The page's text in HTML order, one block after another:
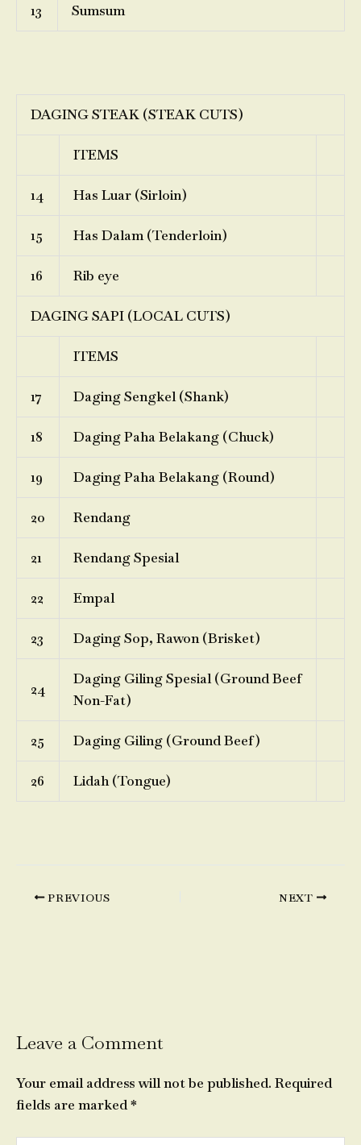
13 Sumsum
DAGING STEAK (STEAK CUTS)
ITEMS
14 Has Luar (Sirloin)
15 Has Dalam (Tenderloin)
16 Rib eye
DAGING SAPI (LOCAL CUTS)
ITEMS
17 Daging Sengkel (Shank)
18 Daging Paha Belakang (Chuck)
19 Daging Paha Belakang (Round)
20 Rendang
21 Rendang Spesial
22 Empal
23 Daging Sop, Rawon (Brisket)
24
Daging Giling Spesial (Ground Beef
Non-Fat)
25 Daging Giling (Ground Beef)
26 Lidah (Tongue)
PREVIOUS NEXT
Leave a Comment
Your email address will not be published. Required
fields are marked*